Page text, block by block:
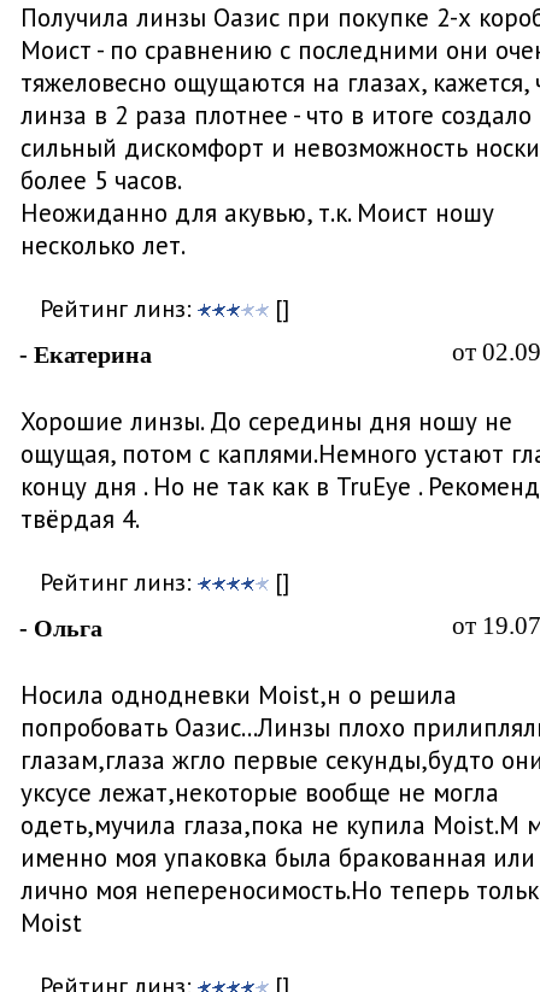
Получила линзы Оазис при покупке 2-х
Моист - по сравнению с последними они
тяжеловесно ощущаются на глазах, кажется,
линза в 2 раза плотнее - что в итоге создало
сильный дискомфорт и невозможность носки
более 5 часов.
Неожиданно для акувью, т.к. Моист ношу
несколько лет.
Рейтинг линз: []
- Екатерина от
Хорошие линзы. До середины дня ношу не
ощущая, потом с каплями.Немного устают
концу дня . Но не так как в TruEye .
твёрдая 4.
Рейтинг линз: []
- Ольга от
Носила однодневки Moist,н о решила
попробовать Оазис...Линзы плохо
глазам,глаза жгло первые секунды,будто
уксусе лежат,некоторые вообще не могла
одеть,мучила глаза,пока не купила Moist.М
именно моя упаковка была бракованная или
лично моя непереносимость.Но теперь
Moist